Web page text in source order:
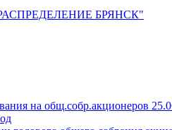
БРЯНСК"
на общ.собр.акционеров